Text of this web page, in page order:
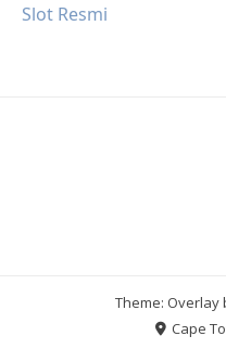
Slot Resmi
Theme: Overlay
Cape